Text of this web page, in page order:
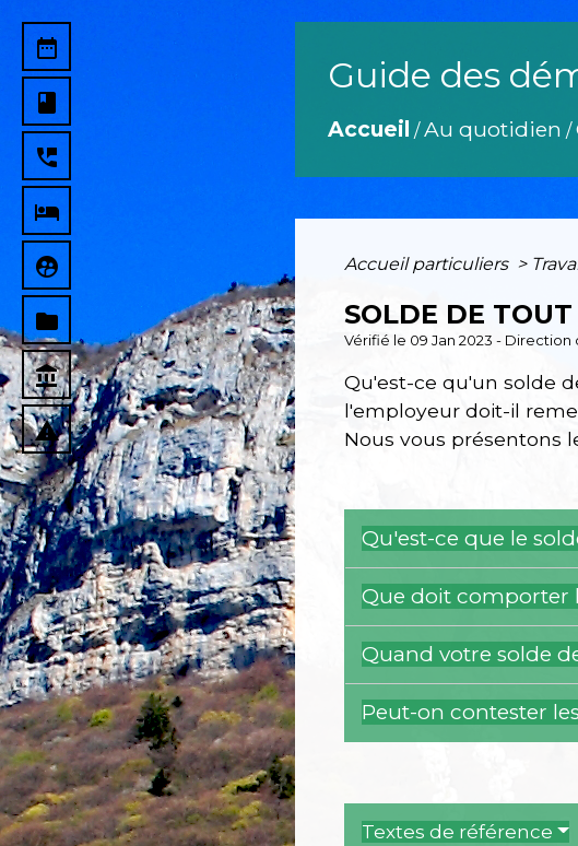
Guide des
Accueil /Au quotidien /
date_range
book
perm_phone_msg
local_hotel
supervised_user_circle
folder
account_balance
report_problem
Accueil particuliers >
SOLDE DE
Vérifié le 09 Jan 2023 -
Qu'est-ce qu'un solde
l'employeur doit-il
Nous vous présentons
Qu'est-ce que le
Que doit comporter
Quand votre solde
Peut-on contester
Textes de référence